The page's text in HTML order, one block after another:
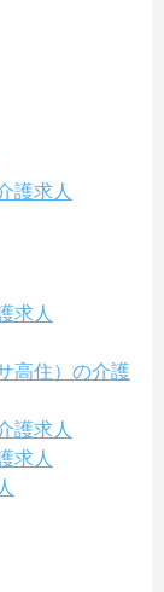
護求人
求人
高住）の介護
護求人
求人